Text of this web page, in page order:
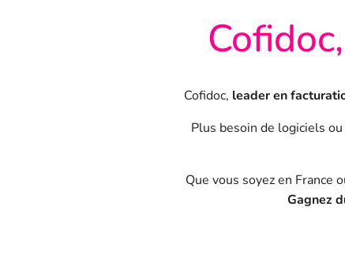
Cofidoc, leader en
Plus besoin de logiciels
Que vous soyez en France
Gagnez